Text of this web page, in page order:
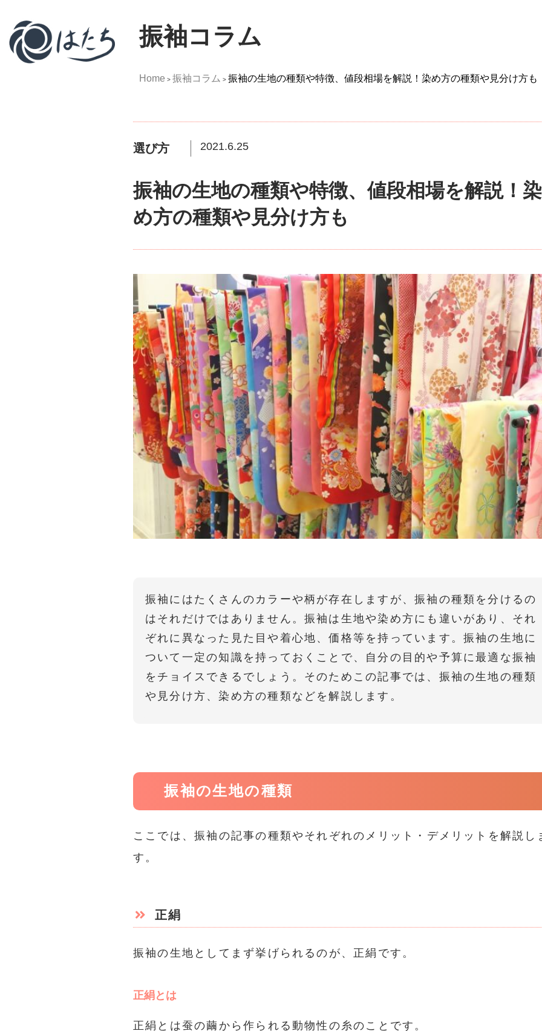
振袖コラム
Home > 振袖コラム > 振袖の生地の種類や特徴、値段相場を解説！染め方の種類や見分け方も
選び方 2021.6.25
振袖の生地の種類や特徴、値段相場を解説！染
め方の種類や見分け方も
振袖にはたくさんのカラーや柄が存在しますが、振袖の種類を分けるの
はそれだけではありません。振袖は生地や染め方にも違いがあり、それ
ぞれに異なった見た目や着心地、価格等を持っています。振袖の生地に
ついて一定の知識を持っておくことで、自分の目的や予算に最適な振袖
をチョイスできるでしょう。そのためこの記事では、振袖の生地の種類
や見分け方、染め方の種類などを解説します。
振袖の生地の種類
ここでは、振袖の記事の種類やそれぞれのメリット・デメリットを解説し
す。
正絹
振袖の生地としてまず挙げられるのが、正絹です。
正絹とは
正絹とは蚕の繭から作られる動物性の糸のことです。